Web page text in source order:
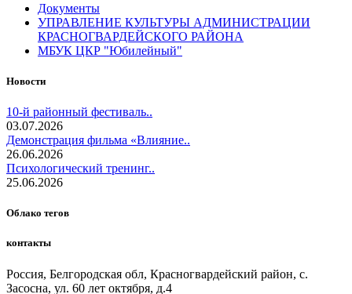
Документы
УПРАВЛЕНИЕ КУЛЬТУРЫ АДМИНИСТРАЦИИ
КРАСНОГВАРДЕЙСКОГО РАЙОНА
МБУК ЦКР "Юбилейный"
Новости
10-й районный фестиваль..
03.07.2026
Демонстрация фильма «Влияние..
26.06.2026
Психологический тренинг..
25.06.2026
Облако тегов
контакты
Россия, Белгородская обл, Красногвардейский район, с.
Засосна, ул. 60 лет октября, д.4